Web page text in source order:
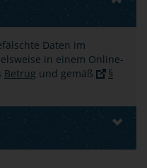
Daten im
in einem Online-
Betrug und gemäß
§